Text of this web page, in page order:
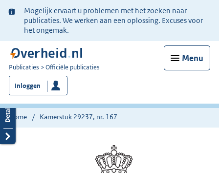
Ter
informatie:
Mogelijk ervaart u problemen met het zoeken naar
publicaties. We werken aan een oplossing. Excuses voor
het ongemak.
Menu
U
bent
nu
hier:
Publicaties Officiële publicaties
Inloggen
Home Kamerstuk 29237, nr. 167